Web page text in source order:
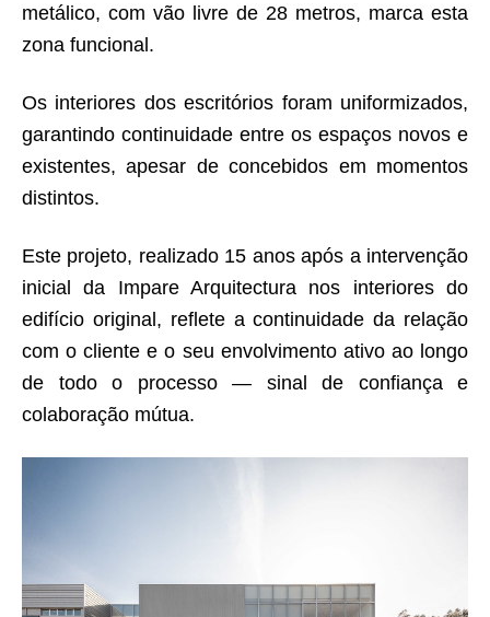
metálico, com vão livre de 28 metros, marca esta
zona funcional.
Os interiores dos escritórios foram uniformizados,
garantindo continuidade entre os espaços novos e
existentes, apesar de concebidos em momentos
distintos.
Este projeto, realizado 15 anos após a intervenção
inicial da Impare Arquitectura nos interiores do
edifício original, reflete a continuidade da relação
com o cliente e o seu envolvimento ativo ao longo
de todo o processo — sinal de confiança e
colaboração mútua.